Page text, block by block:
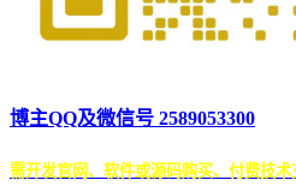
博主QQ及微信号 2589053300
需开发官网、软件或源码购买、付费技术